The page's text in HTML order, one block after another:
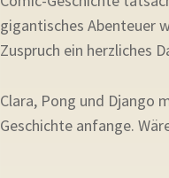
gigantisches Abenteuer
Zuspruch ein herzliches
Clara, Pong und Django
Geschichte anfange.